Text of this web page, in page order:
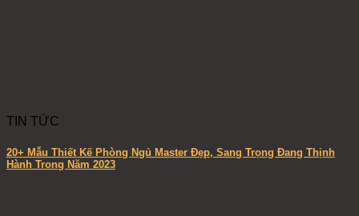
TIN TỨC
20+ Mẫu Thiết Kế Phòng Ngủ Master Đẹp, Sang Trọng Đang Thịnh
Hành Trong Năm 2023